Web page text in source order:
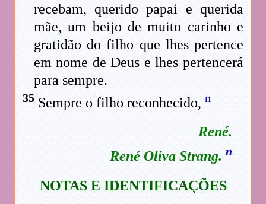
recebam, querido papai e querida
mãe, um beijo de muito carinho e
gratidão do filho que lhes pertence
em nome de Deus e lhes pertencerá
para sempre.
35 Sempre o filho reconhecido,n
René.
René Oliva Strang. n
NOTAS E IDENTIFICAÇÕES